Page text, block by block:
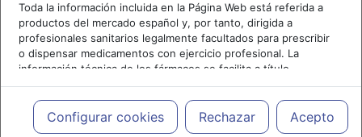
Toda la información incluida en la Página Web está referida a
productos del mercado español y, por tanto, dirigida a
profesionales sanitarios legalmente facultados para prescribir
o dispensar medicamentos con ejercicio profesional. La
información técnica de los fármacos se facilita a título
meramente informativo, siendo responsabilidad de los
profesionales facultados prescribir medicamentos y decidir, en
cada caso concreto, el tratamiento más adecuado a las
necesidades del paciente.
Configurar cookies Rechazar Acepto